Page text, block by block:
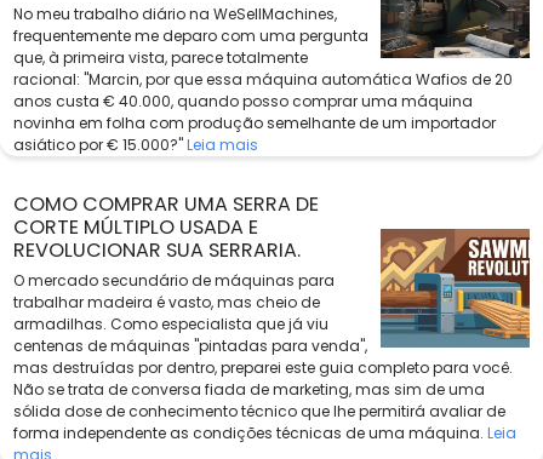
No meu trabalho diário na WeSellMachines,
frequentemente me deparo com uma pergunta
que, à primeira vista, parece totalmente
racional: "Marcin, por que essa máquina automática Wafios de 20
anos custa € 40.000, quando posso comprar uma máquina
novinha em folha com produção semelhante de um importador
asiático por € 15.000?"Leia mais
COMO COMPRAR UMA SERRA DE
CORTE MÚLTIPLO USADA E
REVOLUCIONAR SUA SERRARIA.
O mercado secundário de máquinas para
trabalhar madeira é vasto, mas cheio de
armadilhas. Como especialista que já viu
centenas de máquinas "pintadas para venda",
mas destruídas por dentro, preparei este guia completo para você.
Não se trata de conversa fiada de marketing, mas sim de uma
sólida dose de conhecimento técnico que lhe permitirá avaliar de
forma independente as condições técnicas de uma máquina. Leia